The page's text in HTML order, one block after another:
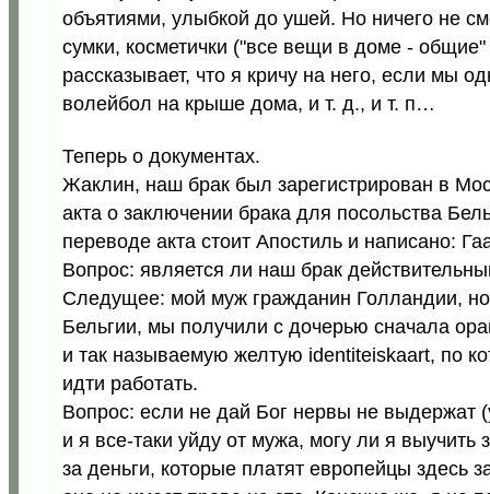
объятиями, улыбкой до ушей. Но ничего не
сумки, косметички ("все вещи в доме -
рассказывает, что я кричу на него, если мы
волейбол на крыше дома, и т. д., и т. п…
Теперь о документах.
Жаклин, наш брак был зарегистрирован в
акта о заключении брака для посольства
переводе акта стоит Апостиль и написано:
Вопрос: является ли наш брак
Следущее: мой муж гражданин Голландии, но
Бельгии, мы получили с дочерью сначала
и так называемую желтую identiteiskaart, по
идти работать.
Вопрос: если не дай Бог нервы не выдержат
и я все-таки уйду от мужа, могу ли я выучить
за деньги, которые платят европейцы здесь